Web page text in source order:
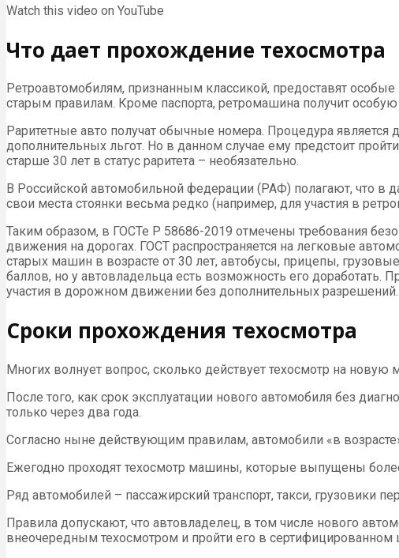
Watch this video on YouTube
Что дает прохождение техосмотра
Ретроавтомобилям, признанным классикой, предоставят
старым правилам. Кроме паспорта, ретромашина получит
Раритетные авто получат обычные номера. Процедура является
дополнительных льгот. Но в данном случае ему предстоит
старше 30 лет в статус раритета – необязательно.
В Российской автомобильной федерации (РАФ) полагают, что в
свои места стоянки весьма редко (например, для участия в
Таким образом, в ГОСТе Р 58686-2019 отмечены требования
движения на дорогах. ГОСТ распространяется на легковые
старых машин в возрасте от 30 лет, автобусы, прицепы,
баллов, но у автовладельца есть возможность его
участия в дорожном движении без дополнительных
Сроки прохождения техосмотра
Многих волнует вопрос, сколько действует техосмотр на новую
После того, как срок эксплуатации нового автомобиля без
только через два года.
Согласно ныне действующим правилам, автомобили «в
Ежегодно проходят техосмотр машины, которые выпущены
Ряд автомобилей – пассажирский транспорт, такси, грузовики
Правила допускают, что автовладелец, в том числе нового
внеочередным техосмотром и пройти его в сертифицированном